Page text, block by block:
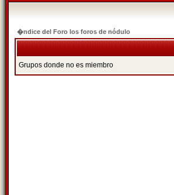
�ndice del Foro los foros de nódulo
Grupos donde no es miembro